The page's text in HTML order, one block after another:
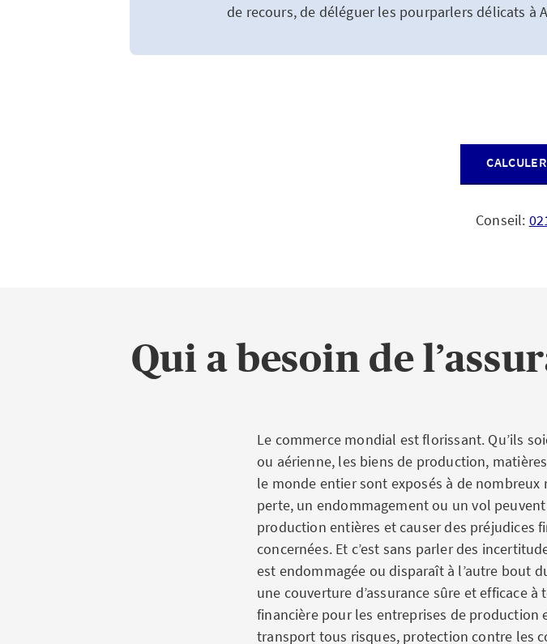
de recours, de déléguer les pourparlers délicats à
Conseil:
Qui a besoin de
Le commerce mondial est florissant. Qu’ils
ou aérienne, les biens de production,
le monde entier sont exposés à de
perte, un endommagement ou un vol
production entières et causer des préjudices
concernées. Et c’est sans parler des
est endommagée ou disparaît à l’autre bout
une couverture d’assurance sûre et efficace
financière pour les entreprises de production
transport tous risques, protection contre les